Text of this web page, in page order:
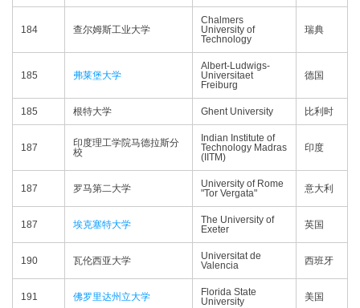
184 查尔姆斯工业大学
Chalmers
University of
Technology
瑞典
185 弗莱堡大学
Albert-Ludwigs-
Universitaet
Freiburg
德国
185 根特大学 Ghent University 比利时
187
印度理工学院马德拉斯分
校
Indian Institute of
Technology Madras
(IITM)
印度
187 罗马第二大学
University of Rome
"Tor Vergata"
意大利
187 埃克塞特大学
The University of
Exeter
英国
190 瓦伦西亚大学
Universitat de
Valencia
西班牙
191 佛罗里达州立大学
Florida State
University
美国